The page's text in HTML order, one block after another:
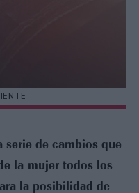
de cambios que
la mujer todos los
la posibilidad de